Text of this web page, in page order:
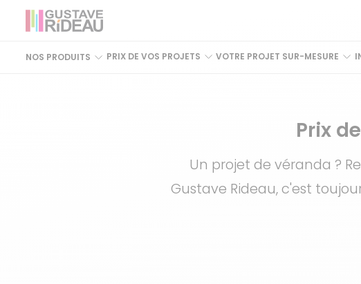
NOS PRODUITS PRIX DE VOS PROJETS VOTRE PROJET SUR-MESURE
Prix
Un projet de véranda ?
Gustave Rideau, c'est